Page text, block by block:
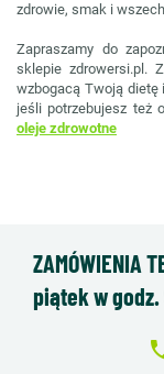
zdrowie, smak i
Zapraszamy do
sklepie zdrowersi.pl.
wzbogacą Twoją
jeśli potrzebujesz też
oleje zdrowotne
ZAMÓWIENIA
piątek w